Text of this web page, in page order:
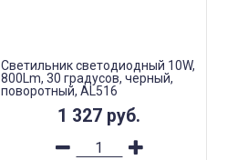
Светильник светодиодный 10W,
800Lm, 30 градусов, черный,
поворотный, AL516
1 327 руб.